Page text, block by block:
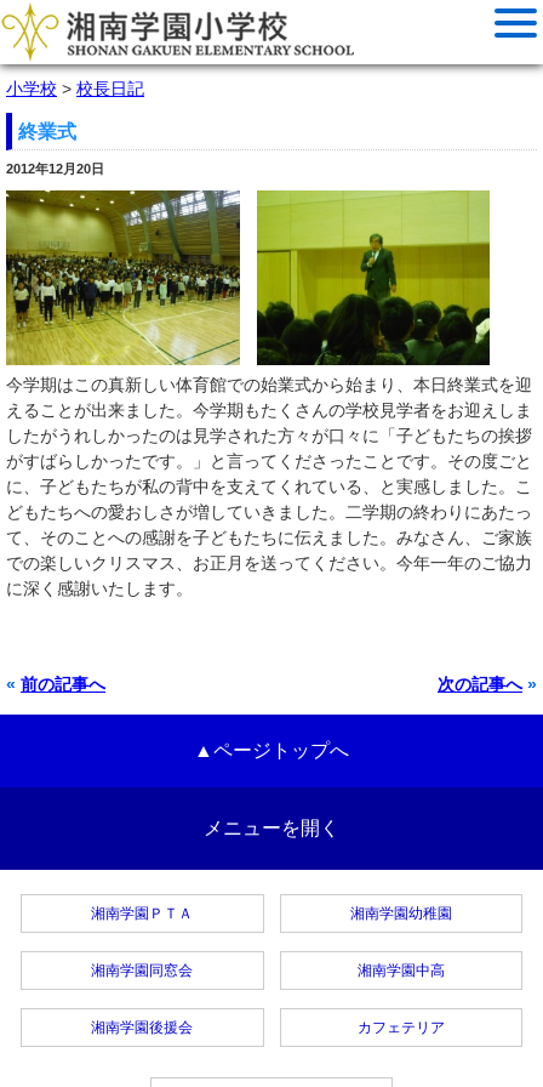
小学校 > 校長日記
終業式
2012年12月20日
今学期はこの真新しい体育館での始業式から始まり、本日終業式を迎
えることが出来ました。今学期もたくさんの学校見学者をお迎えしま
したがうれしかったのは見学された方々が口々に「子どもたちの挨拶
がすばらしかったです。」と言ってくださったことです。その度ごと
に、子どもたちが私の背中を支えてくれている、と実感しました。こ
どもたちへの愛おしさが増していきました。二学期の終わりにあたっ
て、そのことへの感謝を子どもたちに伝えました。みなさん、ご家族
での楽しいクリスマス、お正月を送ってください。今年一年のご協力
に深く感謝いたします。
« 前の記事へ 次の記事へ»
▲ページトップへ
メニューを開く
湘南学園ＰＴＡ
湘南学園同窓会
湘南学園後援会
湘南学園幼稚園
湘南学園中高
カフェテリア